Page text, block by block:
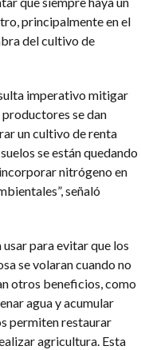
principalmente en el
del cultivo de
imperativo mitigar
productores se dan
un cultivo de renta
se están quedando
nitrógeno en
señaló
para evitar que los
se volaran cuando no
otros beneficios, como
agua y acumular
permiten restaurar
agricultura. Esta